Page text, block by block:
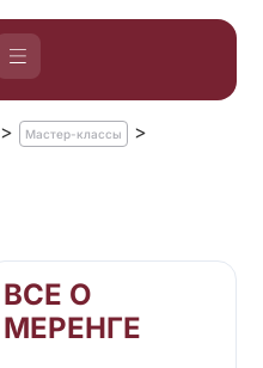
> Мастер-классы >
ВСЕ О
МЕРЕНГЕ